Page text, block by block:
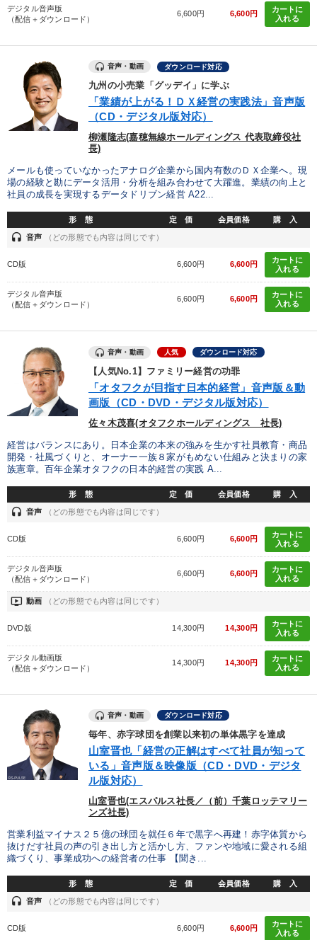
デジタル音声版
（配信＋ダウンロード）
6,600円 6,600円
カートに
入れる
音声・動画 ダウンロード対応
九州の小売業「グッデイ」に学ぶ
「業績が上がる！ＤＸ経営の実践法」音声版
（CD・デジタル版対応）
柳瀬隆志(嘉穂無線ホールディングス 代表取締役社
長)
メールも使っていなかったアナログ企業から国内有数のＤＸ企業へ。現
場の経験と勘にデータ活用・分析を組み合わせて大躍進。業績の向上と
社員の成長を実現するデータドリブン経営 A22...
形 態 定 価 会員価格 購 入
headset 音声 （どの形態でも内容は同じです）
CD版 6,600円 6,600円
カートに
入れる
デジタル音声版
（配信＋ダウンロード）
6,600円 6,600円
カートに
入れる
音声・動画 人気 ダウンロード対応
【人気No.1】ファミリー経営の功罪
「オタフクが目指す日本的経営」音声版＆動
画版（CD・DVD・デジタル版対応）
佐々木茂喜(オタフクホールディングス 社長)
経営はバランスにあり。日本企業の本来の強みを生かす社員教育・商品
開発・社風づくりと、オーナー一族８家がもめない仕組みと決まりの家
族憲章。百年企業オタフクの日本的経営の実践 A...
形 態 定 価 会員価格 購 入
headset 音声 （どの形態でも内容は同じです）
CD版 6,600円 6,600円
カートに
入れる
デジタル音声版
（配信＋ダウンロード）
6,600円 6,600円
カートに
入れる
ondemand_video 動画 （どの形態でも内容は同じです）
DVD版 14,300円 14,300円
カートに
入れる
デジタル動画版
（配信＋ダウンロード）
14,300円 14,300円
カートに
入れる
音声・動画 ダウンロード対応
毎年、赤字球団を創業以来初の単体黒字を達成
山室晋也「経営の正解はすべて社員が知って
いる」音声版＆映像版（CD・DVD・デジタ
ル版対応）
山室晋也(エスパルス社長／（前）千葉ロッテマリー
ンズ社長)
営業利益マイナス２５億の球団を就任６年で黒字へ再建！赤字体質から
抜けだす社員の声の引き出し方と活かし方、ファンや地域に愛される組
織づくり、事業成功への経営者の仕事 【聞き...
形 態 定 価 会員価格 購 入
headset 音声 （どの形態でも内容は同じです）
CD版 6,600円 6,600円
カートに
入れる